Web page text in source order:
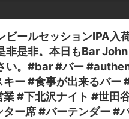
ビールセッションIPA
非是非。本日もBar
い。#bar #バー
ー #食事が出来るバ
業 #下北沢ナイト #世
ター席 #バーテンダー